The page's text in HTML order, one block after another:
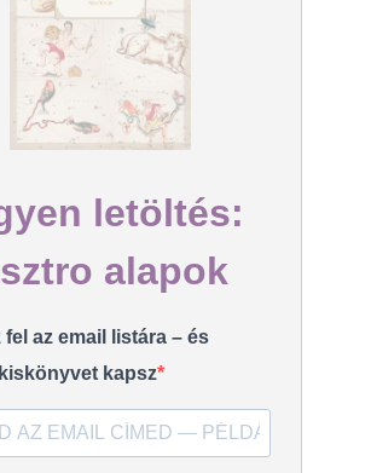
letöltés:
alapok
fel az email listára – és
kapsz